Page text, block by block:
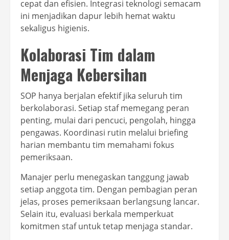
cepat dan efisien. Integrasi teknologi semacam
ini menjadikan dapur lebih hemat waktu
sekaligus higienis.
Kolaborasi Tim dalam
Menjaga Kebersihan
SOP hanya berjalan efektif jika seluruh tim
berkolaborasi. Setiap staf memegang peran
penting, mulai dari pencuci, pengolah, hingga
pengawas. Koordinasi rutin melalui briefing
harian membantu tim memahami fokus
pemeriksaan.
Manajer perlu menegaskan tanggung jawab
setiap anggota tim. Dengan pembagian peran
jelas, proses pemeriksaan berlangsung lancar.
Selain itu, evaluasi berkala memperkuat
komitmen staf untuk tetap menjaga standar.